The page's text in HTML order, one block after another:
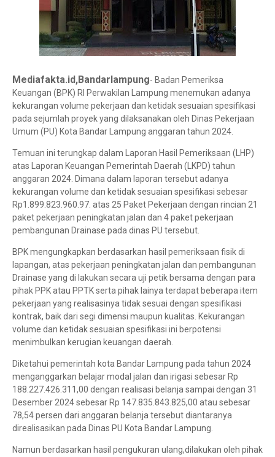
Mediafakta.id,Bandarlampung- Badan Pemeriksa
Keuangan (BPK) RI Perwakilan Lampung menemukan adanya
kekurangan volume pekerjaan dan ketidak sesuaian spesifikasi
pada sejumlah proyek yang dilaksanakan oleh Dinas Pekerjaan
Umum (PU) Kota Bandar Lampung anggaran tahun 2024.
Temuan ini terungkap dalam Laporan Hasil Pemeriksaan (LHP)
atas Laporan Keuangan Pemerintah Daerah (LKPD) tahun
anggaran 2024. Dimana dalam laporan tersebut adanya
kekurangan volume dan ketidak sesuaian spesifikasi sebesar
Rp1.899.823.960.97. atas 25 Paket Pekerjaan dengan rincian 21
paket pekerjaan peningkatan jalan dan 4 paket pekerjaan
pembangunan Drainase pada dinas PU tersebut.
BPK mengungkapkan berdasarkan hasil pemeriksaan fisik di
lapangan, atas pekerjaan peningkatan jalan dan pembangunan
Drainase yang di lakukan secara uji petik bersama dengan para
pihak PPK atau PPTK serta pihak lainya terdapat beberapa item
pekerjaan yang realisasinya tidak sesuai dengan spesifikasi
kontrak, baik dari segi dimensi maupun kualitas. Kekurangan
volume dan ketidak sesuaian spesifikasi ini berpotensi
menimbulkan kerugian keuangan daerah.
Diketahui pemerintah kota Bandar Lampung pada tahun 2024
menganggarkan belajar modal jalan dan irigasi sebesar Rp
188.227.426.311,00 dengan realisasi belanja sampai dengan 31
Desember 2024 sebesar Rp 147.835.843.825,00 atau sebesar
78,54 persen dari anggaran belanja tersebut diantaranya
direalisasikan pada Dinas PU Kota Bandar Lampung.
Namun berdasarkan hasil pengukuran ulang,dilakukan oleh pihak